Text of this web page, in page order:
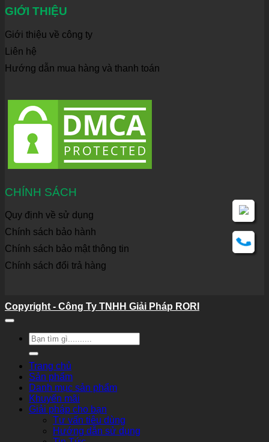
GIỚI THIỆU
Giới thiệu về công ty
Liên hệ
Hướng dẫn mua hàng và thanh toán
CHÍNH SÁCH
Quy định về sử dụng
Chính sách bảo hành
Chính sách bảo mật thông tin
Chính sách đổi trả hàng
Copyright - Công Ty TNHH Giải Pháp RORI
Tìm
kiếm:
Trang chủ
Sản phẩm
Danh mục sản phẩm
Khuyến mãi
Giải pháp cho bạn
Tư vấn tiêu dùng
Hướng dẫn sử dụng